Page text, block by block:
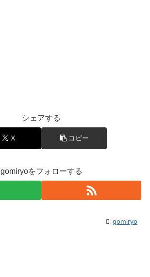
シェアする
X コピー
gomiryoをフォローする
gomiryo